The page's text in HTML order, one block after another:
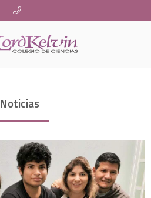
Noticias